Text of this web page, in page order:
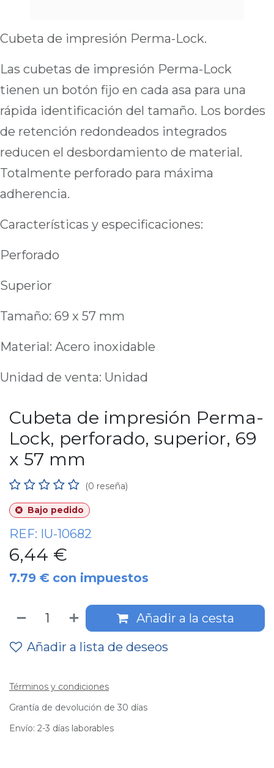
Cubeta de impresión Perma-Lock.
Las cubetas de impresión Perma-Lock
tienen un botón fijo en cada asa para una
rápida identificación del tamaño. Los bordes
de retención redondeados integrados
reducen el desbordamiento de material.
Totalmente perforado para máxima
adherencia.
Características y especificaciones:
Perforado
Superior
Tamaño: 69 x 57 mm
Material: Acero inoxidable
Unidad de venta: Unidad
Cubeta de impresión Perma-
Lock, perforado, superior, 69
x 57 mm
(0 reseña)
Bajo pedido
REF: IU-10682
6,44 €
7.79 € con impuestos
Añadir a la cesta
Añadir a lista de deseos
Términos y condiciones
Grantía de devolución de 30 días
Envío: 2-3 días laborables